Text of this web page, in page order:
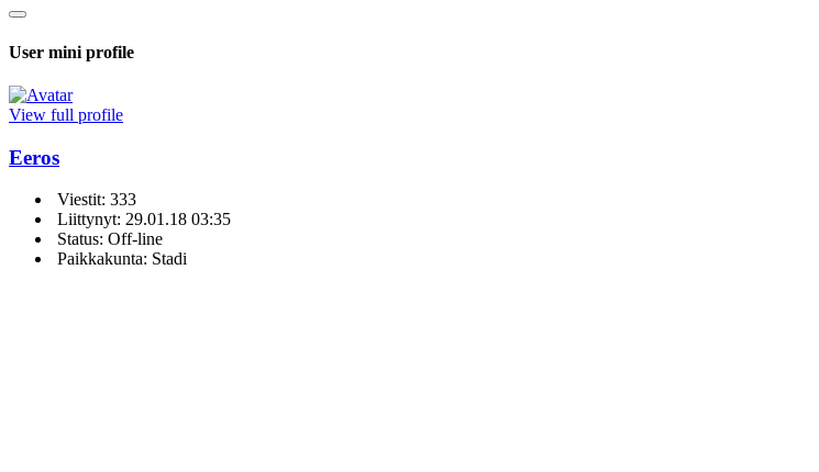
User mini profile
View full profile
Eeros
Viestit: 333
Liittynyt: 29.01.18 03:35
Status: Off-line
Paikkakunta: Stadi